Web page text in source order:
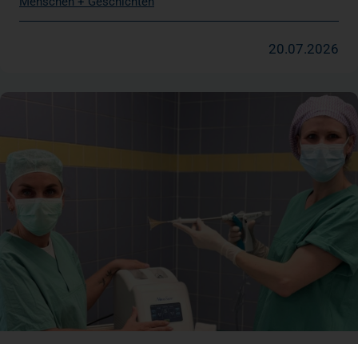
20.07.2026